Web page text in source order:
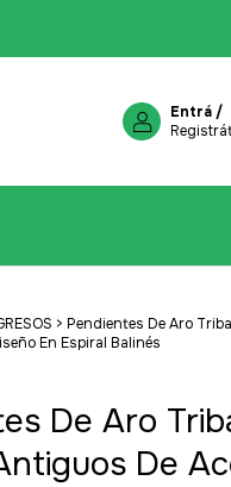
Entrá /
> Pendientes De Aro
En Espiral Balinés
De Aro
De